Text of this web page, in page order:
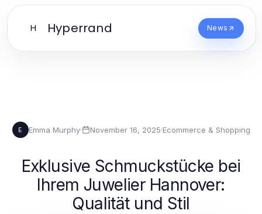
H Hyperrand News
E Emma Murphy· November 16, 2025·Ecommerce & Shopping
Exklusive Schmuckstücke bei
Ihrem Juwelier Hannover:
Qualität und Stil